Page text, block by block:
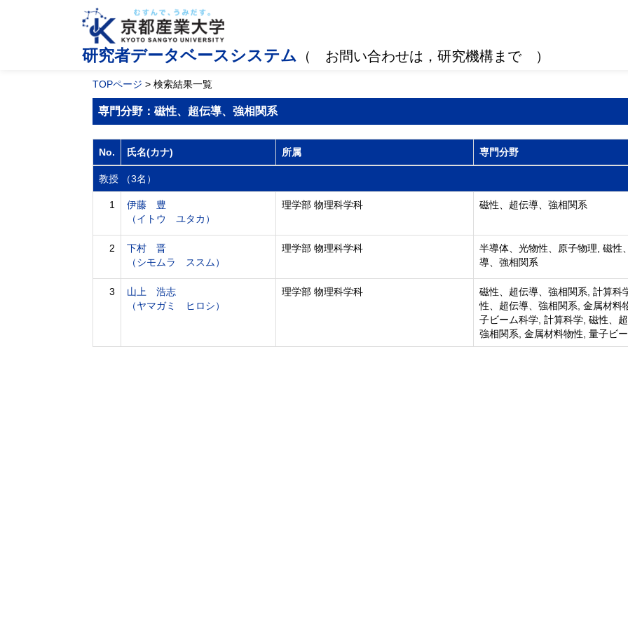
研究者データベースシステム （ お問い合わせは，研究機構まで ）
TOPページ > 検索結果一覧
専門分野：磁性、超伝導、強相関系
No. 氏名(カナ) 所属 専門分野
教授 （3名）
1
伊藤 豊
（イトウ ユタカ）
理学部 物理科学科 磁性、超伝導、強相関系
2
下村 晋
（シモムラ ススム）
理学部 物理科学科
半導体、光物性、原子物理, 磁性
導、強相関系
3
山上 浩志
（ヤマガミ ヒロシ）
理学部 物理科学科
磁性、超伝導、強相関系, 計算科
性、超伝導、強相関系, 金属材料
子ビーム科学, 計算科学, 磁性、超
強相関系, 金属材料物性, 量子ビ